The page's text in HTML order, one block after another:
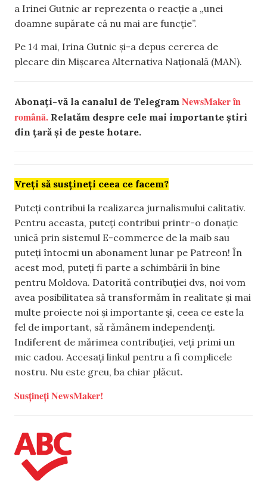
a Irinei Gutnic ar reprezenta o reacție a „unei
doamne supărate că nu mai are funcție”.
Pe 14 mai, Irina Gutnic și-a depus cererea de
plecare din Mișcarea Alternativa Națională (MAN).
Abonați-vă la canalul de Telegram NewsMaker în
română. Relatăm despre cele mai importante știri
din țară și de peste hotare.
Vreți să susțineți ceea ce facem?
Puteți contribui la realizarea jurnalismului calitativ.
Pentru aceasta, puteți contribui printr-o donație
unică prin sistemul E-commerce de la maib sau
puteți întocmi un abonament lunar pe Patreon! În
acest mod, puteți fi parte a schimbării în bine
pentru Moldova. Datorită contribuției dvs, noi vom
avea posibilitatea să transformăm în realitate și mai
multe proiecte noi și importante și, ceea ce este la
fel de important, să rămânem independenți.
Indiferent de mărimea contribuției, veți primi un
mic cadou. Accesați linkul pentru a fi complicele
nostru. Nu este greu, ba chiar plăcut.
Susțineți NewsMaker!